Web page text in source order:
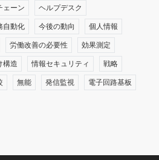
ェーン ヘルプデスク
自動化 今後の動向 個人情報
労働改善の必要性 効果測定
構造 情報セキュリティ 戦略
無能 発信監視 電子回路基板